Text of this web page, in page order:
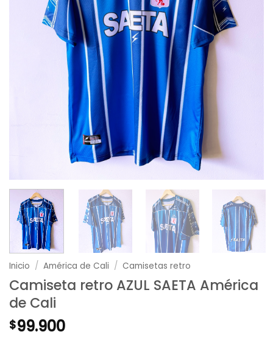
Inicio / América de Cali / Camisetas retro
Camiseta retro AZUL SAETA América
de Cali
$99.900